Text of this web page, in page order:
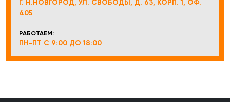
Г. Н.НОВГОРОД, УЛ. СВОБОДЫ, Д. 63, КОРП. 1, ОФ.
405
РАБОТАЕМ:
ПН-ПТ С 9:00 ДО 18:00